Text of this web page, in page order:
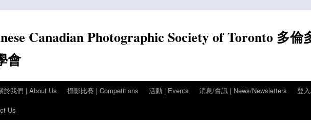
Canadian Photographic Society of Toronto 多倫
會
於我們 | About Us 攝影比賽 | Competitions 活動 | Events 消息/會訊 | News/Newsletters
登
Us